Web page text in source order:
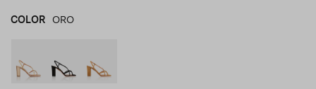
COLOR ORO